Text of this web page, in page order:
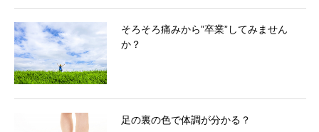
そろそろ痛みから”卒業”してみません
か？
足の裏の色で体調が分かる？